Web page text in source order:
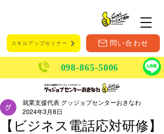
スキルアップセミナー 問い合わせ
098-865-5006
【ビジネス電話応対研修】
就業支援代表 グッジョブセンターおきなわ
2024年3月8日